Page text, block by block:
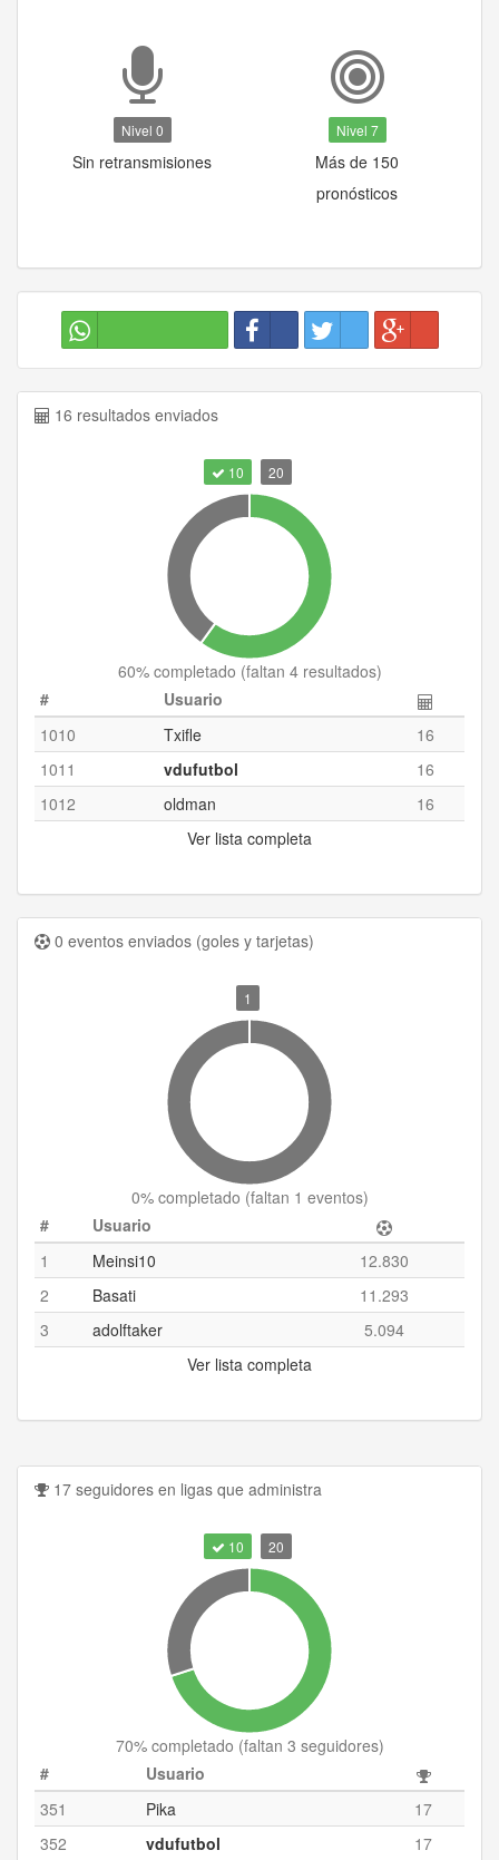
Nivel 0
Sin retransmisiones
Nivel 7
Más de 150
pronósticos
16 resultados enviados
10 20
60% completado (faltan 4 resultados)
#
Usuario
1010
Txifle
16
1011
vdufutbol
16
1012
oldman
16
Ver lista completa
0 eventos enviados (goles y tarjetas)
1
0% completado (faltan 1 eventos)
#
Usuario
1
Meinsi10
12.830
2
Basati
11.293
3
adolftaker
5.094
Ver lista completa
17 seguidores en ligas que administra
10 20
70% completado (faltan 3 seguidores)
#
Usuario
351
Pika
17
352
vdufutbol 17